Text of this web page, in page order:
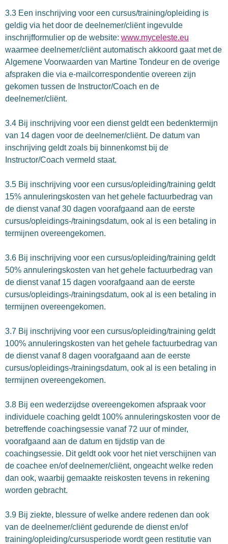
3.3 Een inschrijving voor een cursus/training/opleiding is
geldig via het door de deelnemer/cliënt ingevulde
inschrijfformulier op de website: www.myceleste.eu
waarmee deelnemer/cliënt automatisch akkoord gaat met de
Algemene Voorwaarden van Martine Tondeur en de overige
afspraken die via e-mailcorrespondentie overeen zijn
gekomen tussen de Instructor/Coach en de
deelnemer/cliënt.
3.4 Bij inschrijving voor een dienst geldt een bedenktermijn
van 14 dagen voor de deelnemer/cliënt. De datum van
inschrijving geldt zoals bij binnenkomst bij de
Instructor/Coach vermeld staat.
3.5 Bij inschrijving voor een cursus/opleiding/training geldt
15% annuleringskosten van het gehele factuurbedrag van
de dienst vanaf 30 dagen voorafgaand aan de eerste
cursus/opleidings-/trainingsdatum, ook al is een betaling in
termijnen overeengekomen.
3.6 Bij inschrijving voor een cursus/opleiding/training geldt
50% annuleringskosten van het gehele factuurbedrag van
de dienst vanaf 15 dagen voorafgaand aan de eerste
cursus/opleidings-/trainingsdatum, ook al is een betaling in
termijnen overeengekomen.
3.7 Bij inschrijving voor een cursus/opleiding/training geldt
100% annuleringskosten van het gehele factuurbedrag van
de dienst vanaf 8 dagen voorafgaand aan de eerste
cursus/opleidings-/trainingsdatum, ook al is een betaling in
termijnen overeengekomen.
3.8 Bij een wederzijdse overeengekomen afspraak voor
individuele coaching geldt 100% annuleringskosten voor de
betreffende coachingsessie vanaf 72 uur of minder,
voorafgaand aan de datum en tijdstip van de
coachingsessie. Dit geldt ook voor het niet verschijnen van
de coachee en/of deelnemer/cliënt, ongeacht welke reden
dan ook, waarbij gemaakte reiskosten tevens in rekening
worden gebracht.
3.9 Bij ziekte, blessure of welke andere redenen dan ook
van de deelnemer/cliënt gedurende de dienst en/of
training/opleiding/cursusperiode wordt geen restitutie van